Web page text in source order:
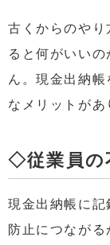
古くからのやり
ると何がいい
ん。現金出納
なメリットがあ
◇従業員の
現金出納帳に記
防止につなが